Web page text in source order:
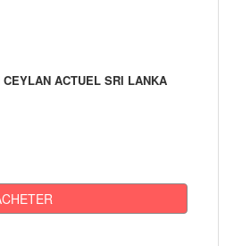
ACTUEL SRI LANKA